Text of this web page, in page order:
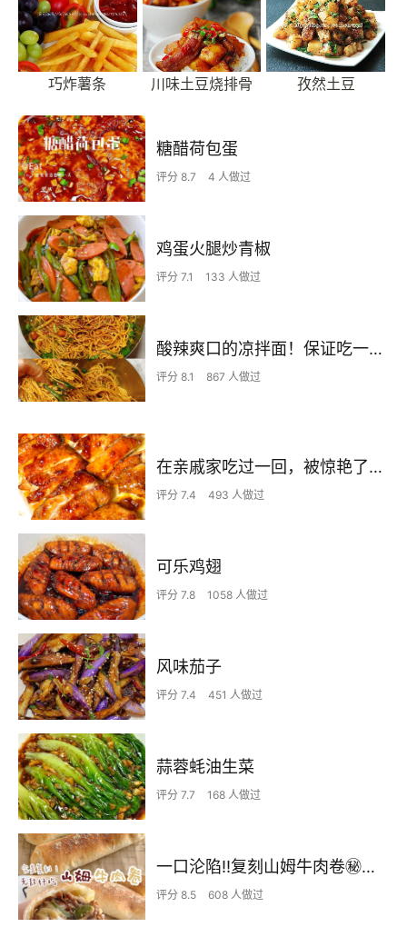
巧炸薯条 川味土豆烧排骨 孜然土豆
糖醋荷包蛋
评分 8.7 4 人做过
鸡蛋火腿炒青椒
评分 7.1 133 人做过
酸辣爽口的凉拌面！保证吃一次就上瘾
评分 8.1 867 人做过
在亲戚家吃过一回，被惊艳了…
评分 7.4 493 人做过
可乐鸡翅
评分 7.8 1058 人做过
风味茄子
评分 7.4 451 人做过
蒜蓉蚝油生菜
评分 7.7 168 人做过
一口沦陷‼️复刻山姆牛肉卷㊙️皮薄馅足爆好吃
评分 8.5 608 人做过